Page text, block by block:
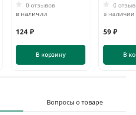
0 отзывов
в наличии
124 ₽
В корзину
0
в наличии
59 ₽
В
Вопросы о товаре